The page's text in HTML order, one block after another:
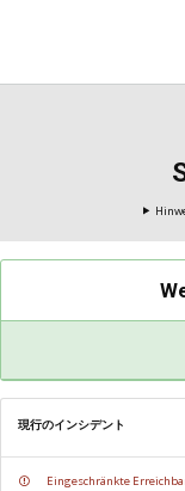
現行のインシデント
Eingeschränkte